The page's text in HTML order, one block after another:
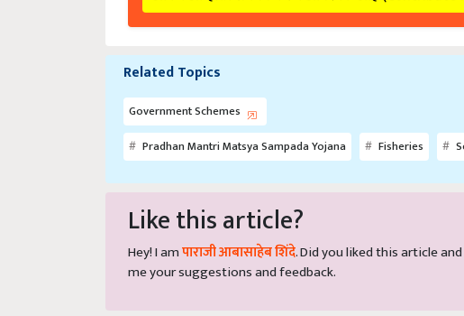
Related Topics
Government Schemes
Pradhan Mantri Matsya Sampada Yojana
Fisheries
Like this article?
Hey! I am पाराजी आबासाहेब शिंदे . Did you liked this article
me your suggestions and feedback.